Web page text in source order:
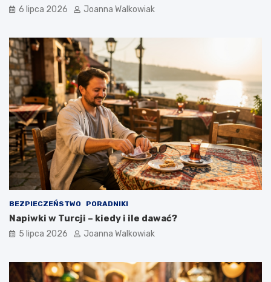
6 lipca 2026 Joanna Walkowiak
BEZPIECZEŃSTWO PORADNIKI
Napiwki w Turcji – kiedy i ile dawać?
5 lipca 2026 Joanna Walkowiak